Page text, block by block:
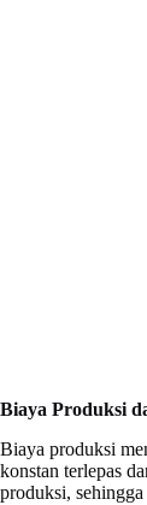
Biaya Produksi
Biaya produksi
konstan terlepas
produksi,